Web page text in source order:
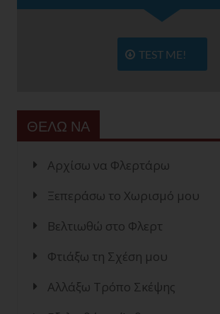
TEST ME!
ΘΕΛΩ ΝΑ
Αρχίσω να Φλερτάρω
Ξεπεράσω το Χωρισμό μου
Βελτιωθώ στο Φλερτ
Φτιάξω τη Σχέση μου
Αλλάξω Τρόπο Σκέψης